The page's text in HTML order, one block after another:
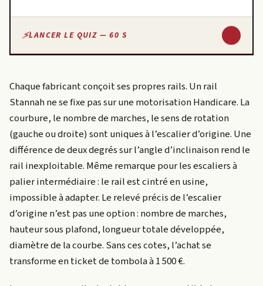
LANCER LE QUIZ — 60 S
Chaque fabricant conçoit ses propres rails. Un rail
Stannah ne se fixe pas sur une motorisation Handicare. La
courbure, le nombre de marches, le sens de rotation
(gauche ou droite) sont uniques à l’escalier d’origine. Une
différence de deux degrés sur l’angle d’inclinaison rend le
rail inexploitable. Même remarque pour les escaliers à
palier intermédiaire : le rail est cintré en usine,
impossible à adapter. Le relevé précis de l’escalier
d’origine n’est pas une option : nombre de marches,
hauteur sous plafond, longueur totale développée,
diamètre de la courbe. Sans ces cotes, l’achat se
transforme en ticket de tombola à 1 500 €.